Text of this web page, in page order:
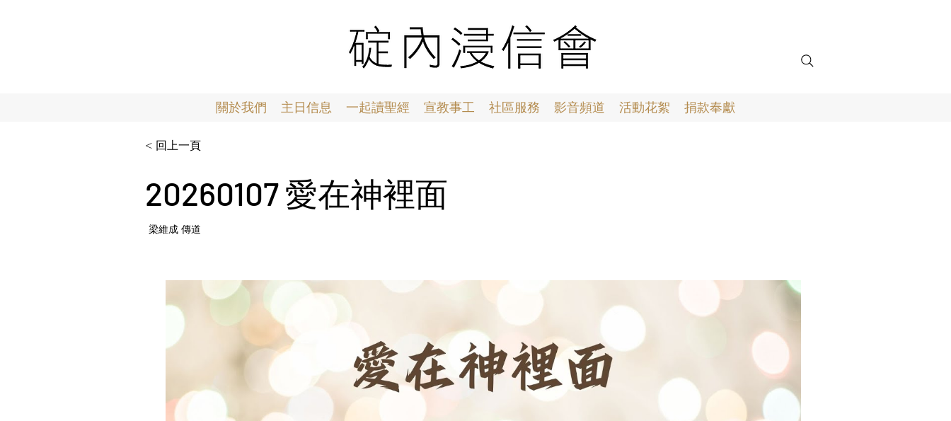
關於我們 主日信息 一起讀聖經 宣教事工 社區服務 影音頻道 活動花絮 捐款奉獻
< 回上一頁
20260107 愛在神裡面
梁維成 傳道